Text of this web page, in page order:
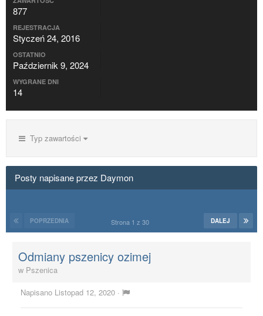
877
REJESTRACJA
Styczeń 24, 2016
OSTATNIO
Październik 9, 2024
WYGRANE DNI
14
Typ zawartości
Posty napisane przez Daymon
POPRZEDNIA DALEJ
Strona 1 z 30
Odmiany pszenicy ozimej
w Pszenica
Napisano Listopad 12, 2020 ·